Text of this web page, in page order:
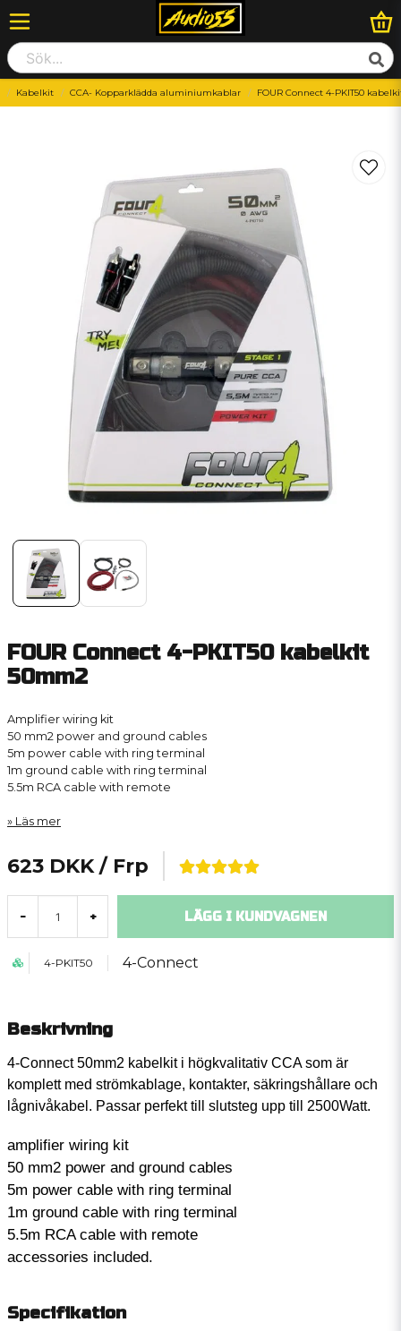
Kabelkit CCA- Kopparklädda aluminiumkablar FOUR Connect 4-PKIT50
FOUR Connect 4-PKIT50 kabelkit
50mm2
Amplifier wiring kit
50 mm2 power and ground cables
5m power cable with ring terminal
1m ground cable with ring terminal
5.5m RCA cable with remote
Läs mer
623 DKK / Frp
- + LÄGG I KUNDVAGNEN
4-PKIT50 4-Connect
Beskrivning
4-Connect 50mm2 kabelkit i högkvalitativ CCA som är
komplett med strömkablage, kontakter, säkringshållare och
lågnivåkabel. Passar perfekt till slutsteg upp till 2500Watt.
amplifier wiring kit
50 mm2 power and ground cables
5m power cable with ring terminal
1m ground cable with ring terminal
5.5m RCA cable with remote
accessories included.
Specifikation